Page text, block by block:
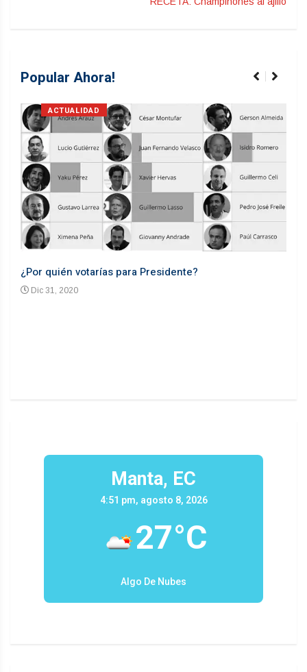
Popular Ahora!
ACTUALIDAD
¿Por quién votarías para Presidente?
Dic 31, 2020
Manta, EC
4:51 pm, agosto 8, 2026
27°C
Algo De Nubes